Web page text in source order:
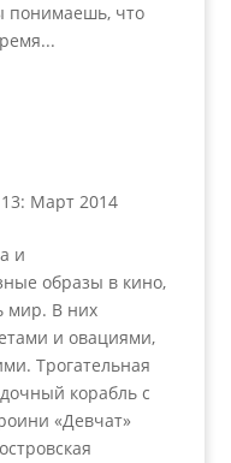
понимаешь, что
Март 2014
и
образы в кино,
мир. В них
и овациями,
Трогательная
корабль с
«Девчат»